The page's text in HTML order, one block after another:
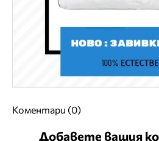
Коментари (0)
Добавете вашия